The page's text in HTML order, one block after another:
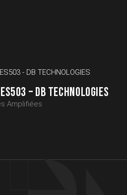
– DB TECHNOLOGIES
Amplifiées